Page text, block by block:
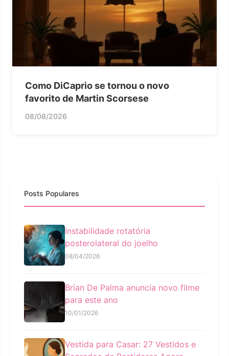
Como DiCaprio se tornou o novo
favorito de Martin Scorsese
08/08/2026
Posts Populares
Instabilidade rotatória
posterolateral do joelho
08/04/2026
Brian De Palma anuncia novo filme
para este ano
10/01/2026
Vestida para Casar: 27 Vestidos e